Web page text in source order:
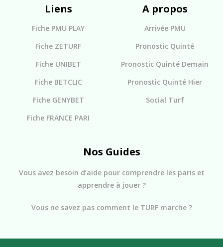
Liens
Fiche PMU PLAY
Fiche ZETURF
Fiche UNIBET
Fiche BETCLIC
Fiche GENYBET
Fiche FRANCE PARI
A propos
Arrivée PMU
Pronostic Quinté
Pronostic Quinté Demain
Pronostic Quinté Hier
Social Turf
Nos Guides
Vous avez besoin d’aide pour comprendre les paris et
apprendre à jouer ?
Vous ne savez pas comment le TURF marche ?